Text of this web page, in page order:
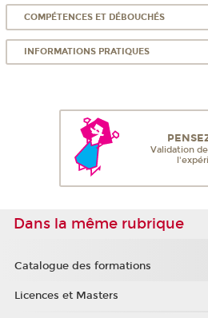
COMPÉTENCES ET DÉBOUCHÉS
INFORMATIONS PRATIQUES
Validation
Dans la même rubrique
Catalogue des formations
Licences et Masters